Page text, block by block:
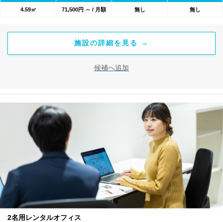
4.59㎡ 71,500円 ～ / 月額 無し 無し
施設の詳細を見る →
候補へ追加
2名用レンタルオフィス